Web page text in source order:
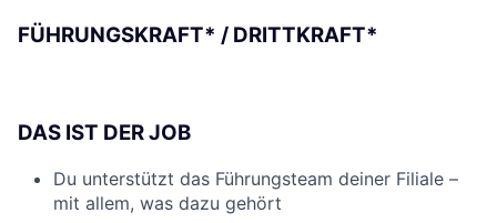
FÜHRUNGSKRAFT* / DRITTKRAFT*
DAS IST DER JOB
Du unterstützt das Führungsteam deiner Filiale –
mit allem, was dazu gehört